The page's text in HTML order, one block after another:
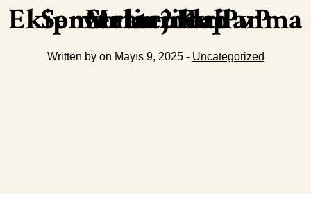
Metin2 Pvp Serverlarında PvP Ekipmanları Kullanma Stratejileri
Written by on Mayıs 9, 2025 - Uncategorized